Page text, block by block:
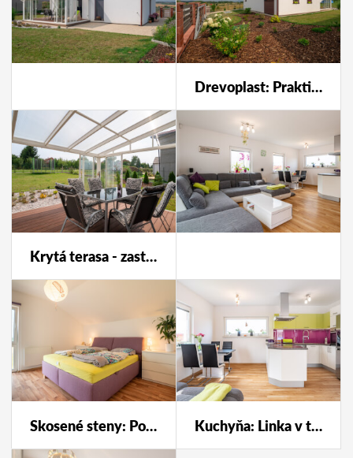
Drevoplast: Praktickou voľbou pre povrch terasy, ale aj časť fasády domu, sú kompozitné dosky vyrobené z dreva a polyméru. Materiál, ktorý sa vyznačuje veľkou odolnosťou a oslobodzuje obyvateľov z opakovaného natierania
Krytá terasa - zastrešenie a posuvné presklenie chráni terasu pred nepriazňou počasia, ale zároveň poskytuje výhľad do okolia a záhrady. Jednotlivé diely bočných stien možno ponechať roztiahnuté, aby vzduch prúdil, alebo naopak zatiahnuté, keď je potrebná ochrana pred vetrom a dažďom
Skosené steny: Po úprave projektu sú v dome skosené steny iba minimálne, aby nikde neprekážali Kuchyňa: Linka v tvare U je kompaktná a ukryje v sebe všetky potrebné funkcie, ktoré máte rýchlo po ruke